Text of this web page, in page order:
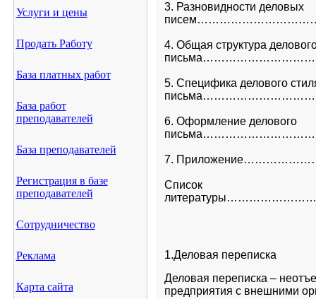
Услуги и цены
Продать Работу
База платных работ
База работ
преподавателей
База преподавателей
Регистрация в базе
преподавателей
Сотрудничество
Реклама
Карта сайта
3. Разновидности деловых
4. Общая структура
5. Специфика делового
6. Оформление делового
7.
Список
1.Деловая переписка
Деловая переписка –
предприятия с внешними